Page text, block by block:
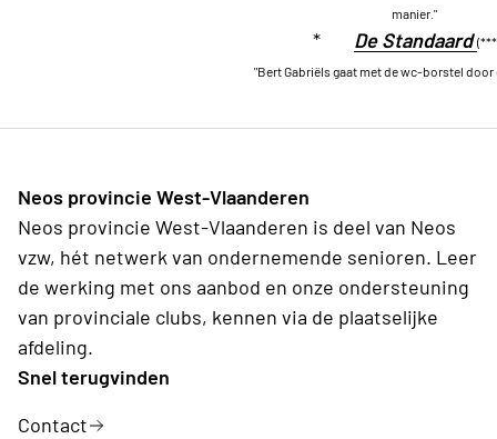
manier."
* De Standaard
"Bert Gabriëls gaat met de wc-borstel door
Neos provincie West-Vlaanderen
Neos provincie West-Vlaanderen is deel van Neos
vzw, hét netwerk van ondernemende senioren. Leer
de werking met ons aanbod en onze ondersteuning
van provinciale clubs, kennen via de plaatselijke
afdeling.
Snel terugvinden
Contact